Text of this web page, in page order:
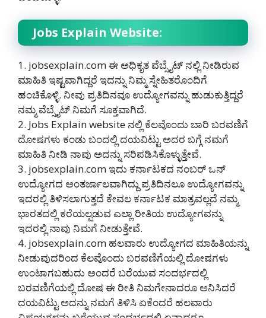
Jobs Explain Website:
1. jobsexplain.com ಈ ಅಧಿಕೃತ ವೆಬ್ಸೈಟ್ ನಲ್ಲಿ ನೀಡಿರುವ
ಮಾಹಿತಿ ಇಷ್ಟವಾಗಿದ್ದರೆ ಇದನ್ನು ನಿಮ್ಮ ಸ್ನೇಹಿತರೊಂದಿಗೆ
ಹಂಚಿಕೊಳ್ಳಿ. ನೀವು ಪ್ರತಿದಿನವೂ ಉದ್ಯೋಗವನ್ನು ಹುಡುಕುತ್ತಿದ್ದರೆ
ನಮ್ಮ ವೆಬ್ಸೈಟ್ ನಿಮಗೆ ಸೂಕ್ತವಾಗಿದೆ.
2. Jobs Explain website ನಲ್ಲಿ ಕೆಲವೊಂದು ಬಾರಿ ಬರವಣಿಗೆ
ದೋಷಗಳು ಕಂಡು ಬಂದಲ್ಲಿ ದಯವಿಟ್ಟು ಅದರ ಬಗ್ಗೆ ನಮಗೆ
ಮಾಹಿತಿ ನೀಡಿ ನಾವು ಅದನ್ನು ಸರಿಪಡಿಸಿಕೊಳ್ಳುತ್ತೇವೆ.
3. jobsexplain.com ಇದು ಕರ್ನಾಟಕದ ನಂಬರ್ ಒನ್
ಉದ್ಯೋಗದ ಅಂತರ್ಜಾಲವಾಗಿದ್ದು ಪ್ರತಿದಿನಲೂ ಉದ್ಯೋಗವನ್ನು
ಇದರಲ್ಲಿ ತಿಳಿಸಲಾಗುತ್ತದೆ ಕೇವಲ ಕರ್ನಾಟಕ ಮಾತ್ರವಲ್ಲದೆ ನಮ್ಮ
ಭಾರತದಲ್ಲಿ ಕರೆಯಲ್ಪಡುವ ಎಲ್ಲಾ ರೀತಿಯ ಉದ್ಯೋಗವನ್ನು
ಇದರಲ್ಲಿ ನಾವು ನಿಮಗೆ ನೀಡುತ್ತೇವೆ.
4. jobsexplain.com ಹಲವಾರು ಉದ್ಯೋಗದ ಮಾಹಿತಿಯನ್ನು
ನೀಡುವುದರಿಂದ ಕೆಲವೊಂದು ಬರವಣಿಗೆಯಲ್ಲಿ ದೋಷಗಳು
ಉಂಟಾಗಬಹುದು ಅಂದರೆ ಬರೆಯುವ ಸಂದರ್ಭದಲ್ಲಿ
ಬರವಣಿಗೆಯಲ್ಲಿ ದೋಷ ಈ ರೀತಿ ನಿಮಗೇನಾದರೂ ಅನಿಸಿದರೆ
ದಯವಿಟ್ಟು ಅದನ್ನು ನಮಗೆ ತಿಳಿಸಿ ಏಕೆಂದರೆ ಹಲವಾರು